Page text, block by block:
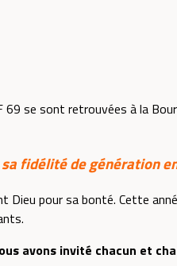
se sont retrouvées à la
fidélité de génération
pour sa bonté. Cette
avons invité chacun et